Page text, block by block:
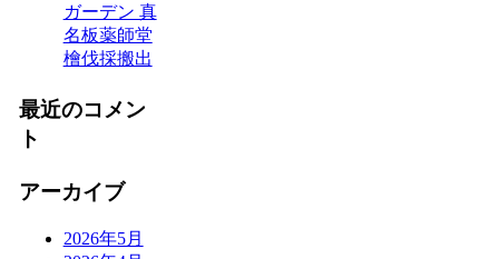
ガーデン 真
名板薬師堂
檜伐採搬出
最近のコメン
ト
アーカイブ
2026年5月